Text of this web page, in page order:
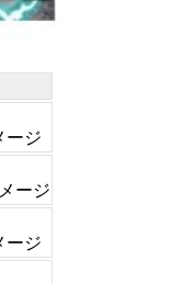
ージ
ージ
ージ